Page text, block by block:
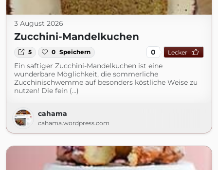
3 August 2026
Zucchini-Mandelkuchen
5 0 Speichern 0 Lecker
Ein saftiger Zucchini-Mandelkuchen ist eine
wunderbare Möglichkeit, die sommerliche
Zucchinischwemme auf besonders köstliche Weise zu
nutzen! Die fein (...)
cahama
cahama.wordpress.com